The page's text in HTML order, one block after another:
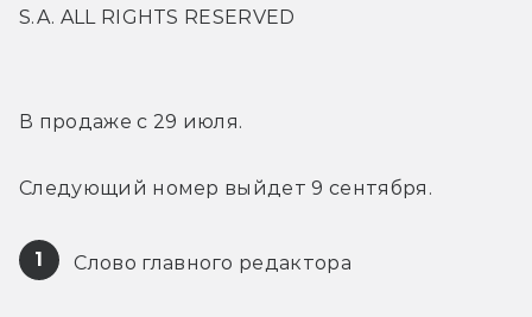
S.A. ALL RIGHTS RESERVED
В продаже с 29 июля.
Следующий номер выйдет 9 сентября.
1 Слово главного редактора